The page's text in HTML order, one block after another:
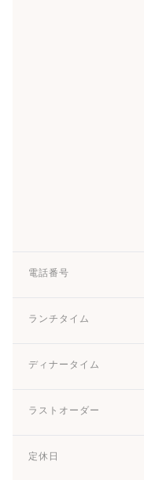
電話番号
ランチタイム
ディナータイム
ラストオーダー
定休日